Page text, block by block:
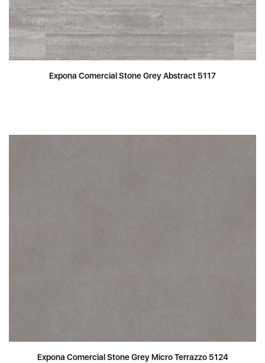
Expona Comercial Stone Grey Abstract 5117
Expona Comercial Stone Grey Micro Terrazzo 5124